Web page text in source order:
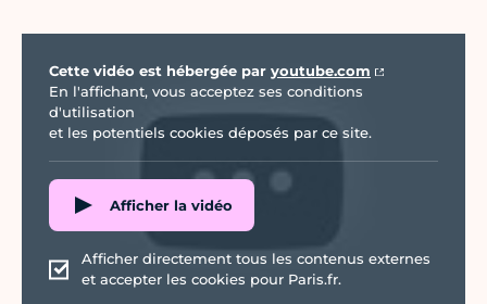
Cette vidéo est hébergée par youtube.com
En l'affichant, vous acceptez ses conditions
d'utilisation
et les potentiels cookies déposés par ce site.
Afficher la vidéo
Afficher directement tous les contenus externes
et accepter les cookies pour Paris.fr.